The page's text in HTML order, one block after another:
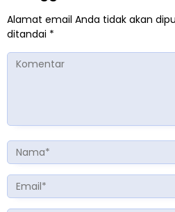
Alamat email Anda tidak akan
ditandai *